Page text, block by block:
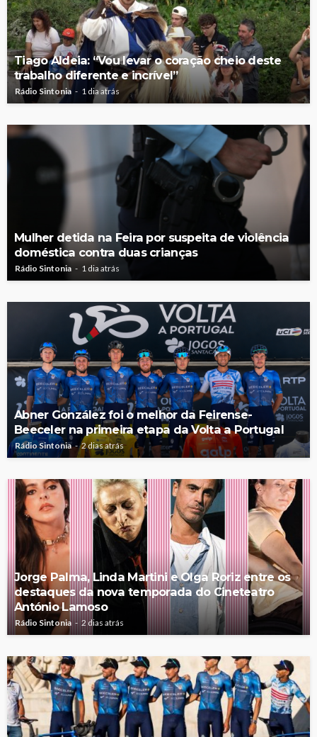
Tiago Aldeia: “Vou levar o coração cheio deste
trabalho diferente e incrível”
Rádio Sintonia 1 dia atrás
Mulher detida na Feira por suspeita de violência
doméstica contra duas crianças
Rádio Sintonia 1 dia atrás
Abner González foi o melhor da Feirense-
Beeceler na primeira etapa da Volta a Portugal
Rádio Sintonia 2 dias atrás
Jorge Palma, Linda Martini e Olga Roriz entre os
destaques da nova temporada do Cineteatro
António Lamoso
Rádio Sintonia 2 dias atrás